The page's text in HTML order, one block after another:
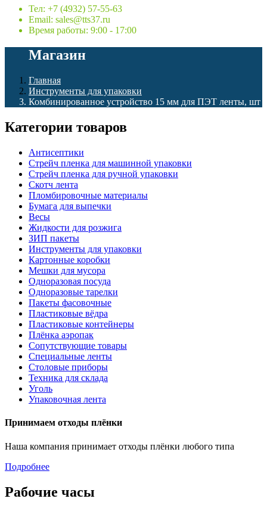
Тел: +7 (4932) 57-55-63
Email: sales@tts37.ru
Время работы: 9:00 - 17:00
Магазин
Главная
Инструменты для упаковки
Комбинированное устройство 15 мм для ПЭТ ленты, шт
Категории товаров
Антисептики
Стрейч пленка для машинной упаковки
Стрейч пленка для ручной упаковки
Скотч лента
Пломбировочные материалы
Бумага для выпечки
Весы
Жидкости для розжига
ЗИП пакеты
Инструменты для упаковки
Картонные коробки
Мешки для мусора
Одноразовая посуда
Одноразовые тарелки
Пакеты фасовочные
Пластиковые вёдра
Пластиковые контейнеры
Плёнка аэропак
Сопутствующие товары
Специальные ленты
Столовые приборы
Техника для склада
Уголь
Упаковочная лента
Принимаем отходы плёнки
Наша компания принимает отходы плёнки любого типа
Подробнее
Рабочие часы